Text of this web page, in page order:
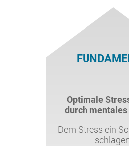
Optimale
durch mentales
Dem Stress ein